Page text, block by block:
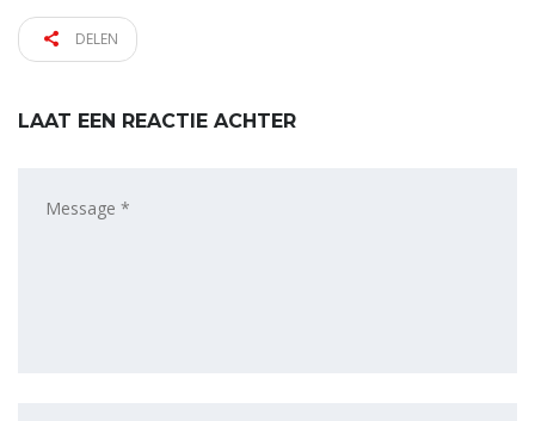
DELEN
LAAT EEN REACTIE ACHTER